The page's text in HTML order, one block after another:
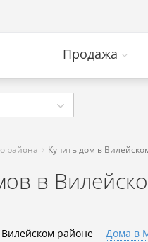
Продажа
района Купить дом в
в
районе Дома в